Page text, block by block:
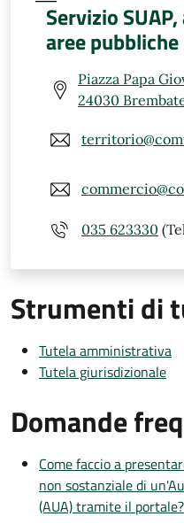
Servizio
aree pubbliche
Piazza Papa
24030
035 623330
Strumenti di
Tutela amministrativa
Tutela giurisdizionale
Domande
Come faccio a
non sostanziale di
(AUA) tramite il portale?